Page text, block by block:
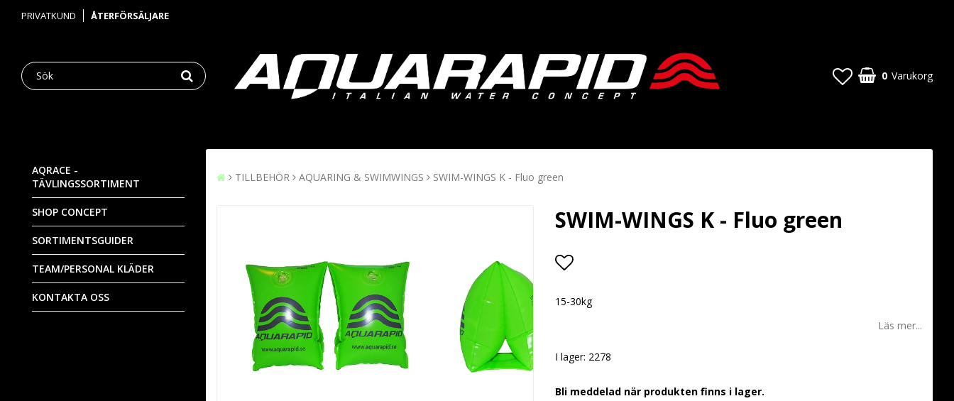
PRIVATKUND ÅTERFÖRSÄLJARE
0 Varukorg
AQRACE -
TÄVLINGSSORTIMENT
SHOP CONCEPT
SORTIMENTSGUIDER
TEAM/PERSONAL KLÄDER
KONTAKTA OSS
TILLBEHÖR AQUARING & SWIMWINGS SWIM-WINGS K - Fluo green
SWIM-WINGS K - Fluo green
15-30kg
Läs mer...
I lager: 2278
Bli meddelad när produkten finns i lager.